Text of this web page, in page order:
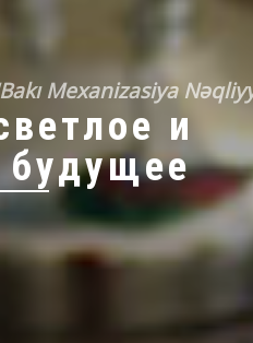
Mexanizasiya
и
будущее